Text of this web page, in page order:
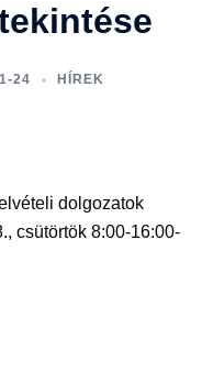
24 HÍREK
dolgozatok
csütörtök 8:00-16:00-